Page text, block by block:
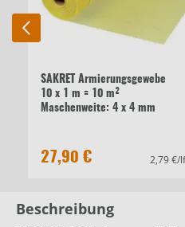
SAKRET Armierungsgewebe
10 x 1 m = 10 m²
Maschenweite: 4 x 4 mm
2,79 €/
27,90 €
Beschreibung